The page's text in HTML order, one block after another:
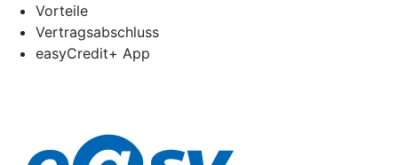
Vorteile
Vertragsabschluss
easyCredit+ App